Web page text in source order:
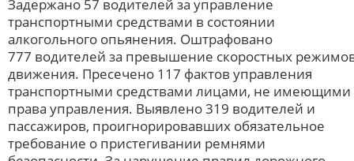
Задержано 57 водителей за управление
транспортными средствами в состоянии
алкогольного опьянения. Оштрафовано
777 водителей за превышение скоростных
движения. Пресечено 117 фактов управления
транспортными средствами лицами, не имеющими
права управления. Выявлено 319 водителей и
пассажиров, проигнорировавших обязательное
требование о пристегивании ремнями